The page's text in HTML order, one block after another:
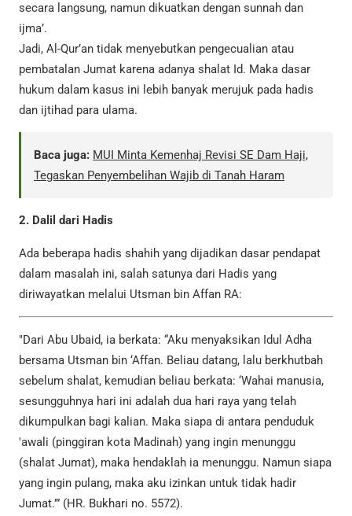
secara langsung, namun dikuatkan dengan sunnah dan
ijma’.
Jadi, Al-Qur’an tidak menyebutkan pengecualian atau
pembatalan Jumat karena adanya shalat Id. Maka dasar
hukum dalam kasus ini lebih banyak merujuk pada hadis
dan ijtihad para ulama.
Baca juga: MUI Minta Kemenhaj Revisi SE Dam Haji,
Tegaskan Penyembelihan Wajib di Tanah Haram
2. Dalil dari Hadis
Ada beberapa hadis shahih yang dijadikan dasar pendapat
dalam masalah ini, salah satunya dari Hadis yang
diriwayatkan melalui Utsman bin Affan RA:
"Dari Abu Ubaid, ia berkata: “Aku menyaksikan Idul Adha
bersama Utsman bin ‘Affan. Beliau datang, lalu berkhutbah
sebelum shalat, kemudian beliau berkata: ‘Wahai manusia,
sesungguhnya hari ini adalah dua hari raya yang telah
dikumpulkan bagi kalian. Maka siapa di antara penduduk
'awali (pinggiran kota Madinah) yang ingin menunggu
(shalat Jumat), maka hendaklah ia menunggu. Namun siapa
yang ingin pulang, maka aku izinkan untuk tidak hadir
Jumat.’” (HR. Bukhari no. 5572).